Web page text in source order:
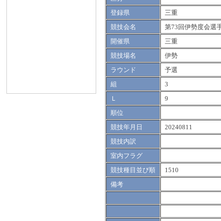
登録県
三重
競技会名
第73回伊勢度会選
開催県
三重
競技場名
伊勢
ラウンド
予選
組
3
Ｌ
9
順位
競技年月日
20240811
競技内訳
室内フラグ
競技種目並び順
1510
備考